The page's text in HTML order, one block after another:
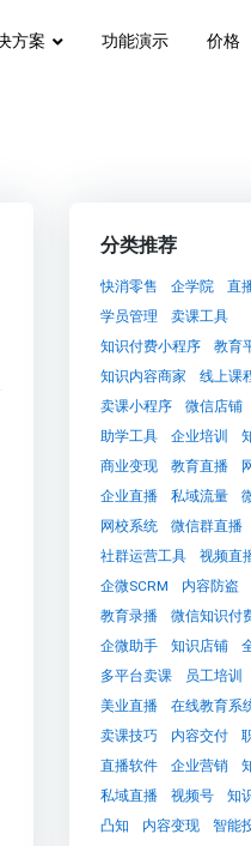
方案 功能演示 价格
分类推荐
快消零售 企学院
直
学员管理
卖课工具
知识付费小程序
教育
知识内容商家
线上课
卖课小程序
微信店铺
助学工具
企业培训
商业变现
教育直播
企业直播
私域流量
网校系统
微信群直播
社群运营工具
视频直
企微SCRM
内容防盗
教育录播
微信知识付
企微助手
知识店铺
多平台卖课
员工培训
美业直播
在线教育系
卖课技巧
内容交付
直播软件
企业营销
私域直播
视频号
知
凸知
内容变现 智能